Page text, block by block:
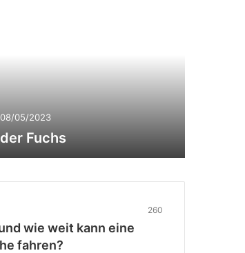
08/05/2023
der Fuchs
260
wie weit kann eine
fahren?